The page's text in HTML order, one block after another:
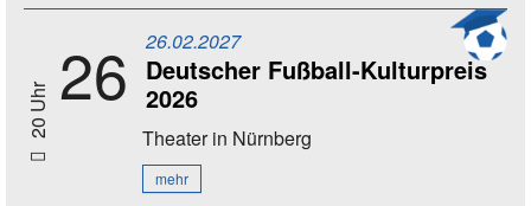
20 Uhr 26 26.02.2027
Deutscher Fußball-Kulturpreis
2026
Theaterin Nürnberg
mehr